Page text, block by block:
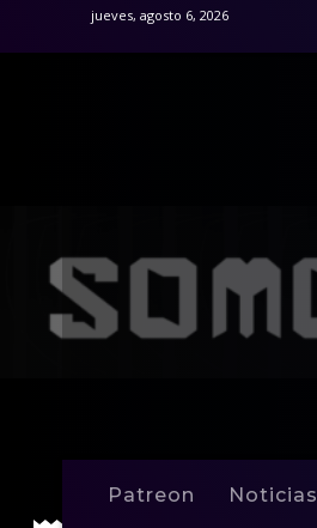
jueves, agosto 6, 2026
Patreon Noticias